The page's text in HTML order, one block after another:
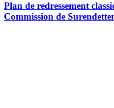
Plan de redressement
Commission de